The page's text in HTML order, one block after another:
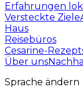
Erfahrungen
Versteckte Ziele
Haus
Reisebüros
Cesarine-
Über uns
Sprache ändern